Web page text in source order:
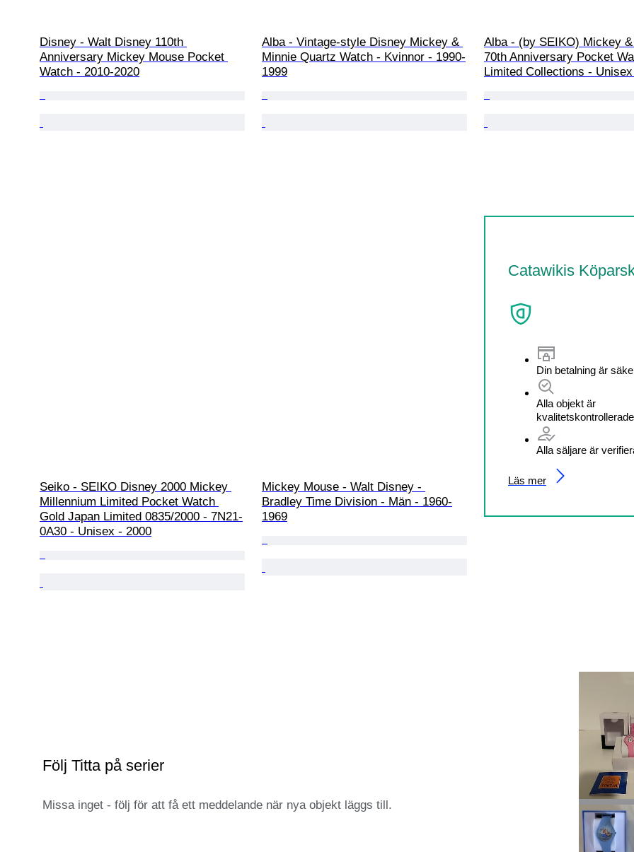
Disney - Walt Disney 110th
Anniversary Mickey Mouse Pocket
Watch - 2010-2020
Alba - Vintage-style Disney Mickey &
Minnie Quartz Watch - Kvinnor - 1990-
1999
Alba - (by SEIKO) Mickey
70th Anniversary Pocket
Limited Collections -
Seiko - SEIKO Disney 2000 Mickey
Millennium Limited Pocket Watch
Gold Japan Limited 0835/2000 - 7N21-
0A30 - Unisex - 2000
Mickey Mouse - Walt Disney -
Bradley Time Division - Män - 1960-
1969
Catawikis
Din betalning är
Alla objekt är
kvalitetskontrollerade
Alla säljare är
Läs mer
Följ Titta på serier
Missa inget - följ för att få ett meddelande när nya objekt läggs till.